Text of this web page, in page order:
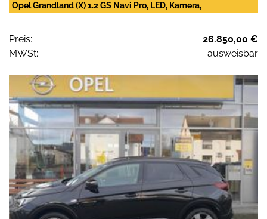
Opel Grandland (X) 1.2 GS Navi Pro, LED, Kamera,
Preis:
26.850,00 €
MWSt:
ausweisbar